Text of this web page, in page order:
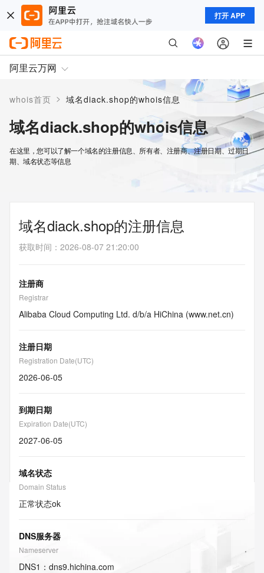
打开 APP
阿里云万网
whois首页 > 域名diack.shop的whois信息
域名diack.shop的whois信息
在这里，您可以了解一个域名的注册信息、所有者、注册商、注册日期、过期日
期、域名状态等信息
域名diack.shop的注册信息
获取时间 ： 2026-08-07 21:20:00
注册商
Registrar
Alibaba Cloud Computing Ltd. d/b/a HiChina (www.net.cn)
注册日期
Registration Date(UTC)
2026-06-05
到期日期
Expiration Date(UTC)
2027-06-05
域名状态
Domain Status
正常状态ok
DNS服务器
Nameserver
DNS1 ： dns9.hichina.com